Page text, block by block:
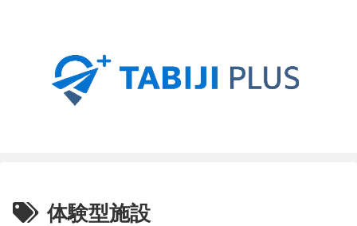
体験型施設